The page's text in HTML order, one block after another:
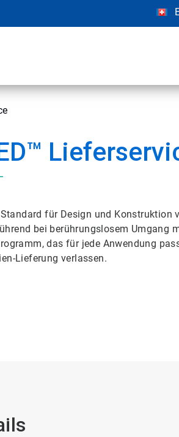
für Design und Konstruktion
bei berührungslosem Umgang
das für jede Anwendung
Lieferung verlassen.